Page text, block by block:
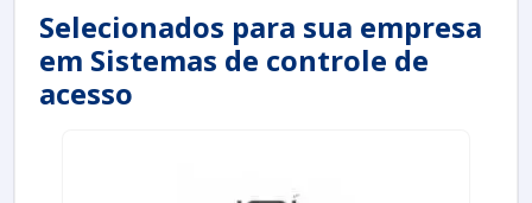
Selecionados para sua empresa
em Sistemas de controle de
acesso